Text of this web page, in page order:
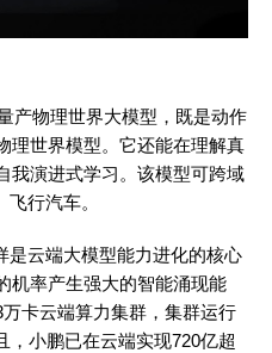
产物理世界大模型，既是动作
理世界模型。它还能在理解真
我演进式学习。该模型可跨域
行汽车。
是云端大模型能力进化的核心
机率产生强大的智能涌现能
卡云端算力集群，集群运行
，小鹏已在云端实现720亿超